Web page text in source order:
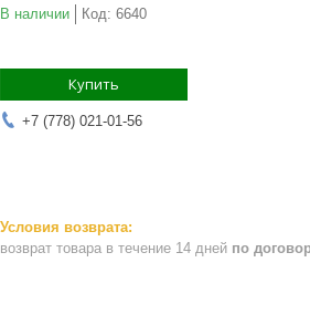
В наличии Код: 6640
Купить
+7 (778) 021-01-56
возврат товара в течение 14 дней по